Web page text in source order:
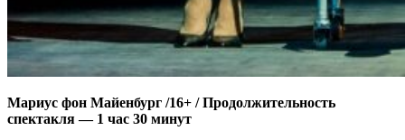
Мариус фон Майенбург /16+ / Продолжительность
спектакля — 1 час 30 минут